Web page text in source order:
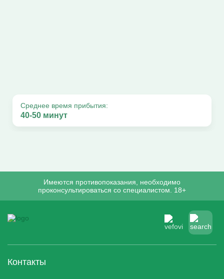
Среднее время прибытия:
40-50 минут
Имеются противопоказания, необходимо
проконсультироваться со специалистом. 18+
Контакты